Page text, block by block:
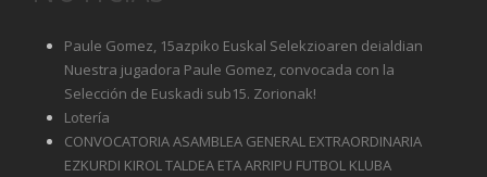
Paule Gomez, 15azpiko Euskal Selekzioaren deialdian
Nuestra jugadora Paule Gomez, convocada con la
Selección de Euskadi sub15. Zorionak!
Lotería
CONVOCATORIA ASAMBLEA GENERAL EXTRAORDINARIA
EZKURDI KIROL TALDEA ETA ARRIPU FUTBOL KLUBA